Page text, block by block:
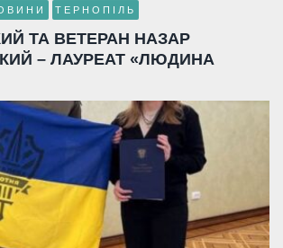
ТЕРНОПІЛЬ
ТА ВЕТЕРАН НАЗАР
– ЛАУРЕАТ «ЛЮДИНА